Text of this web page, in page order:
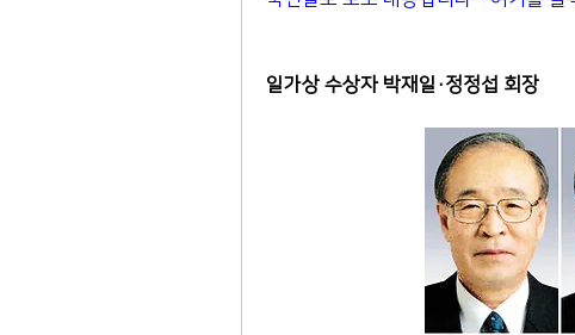
일가상 수상자 박재일·정정섭 회장